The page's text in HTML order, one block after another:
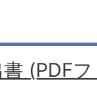
(PDF